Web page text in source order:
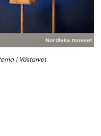
i Västarvet